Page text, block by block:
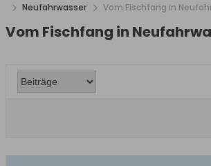
Neufahrwasser
Vom Fischfang in
Vom Fischfang in